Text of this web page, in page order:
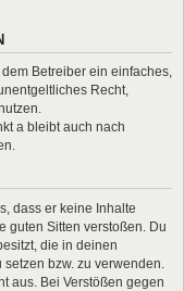
Betreiber ein einfaches,
Recht,
a bleibt auch nach
dass er keine Inhalte
guten Sitten verstoßen. Du
die in deinen
bzw. zu verwenden.
aus. Bei Verstößen gegen